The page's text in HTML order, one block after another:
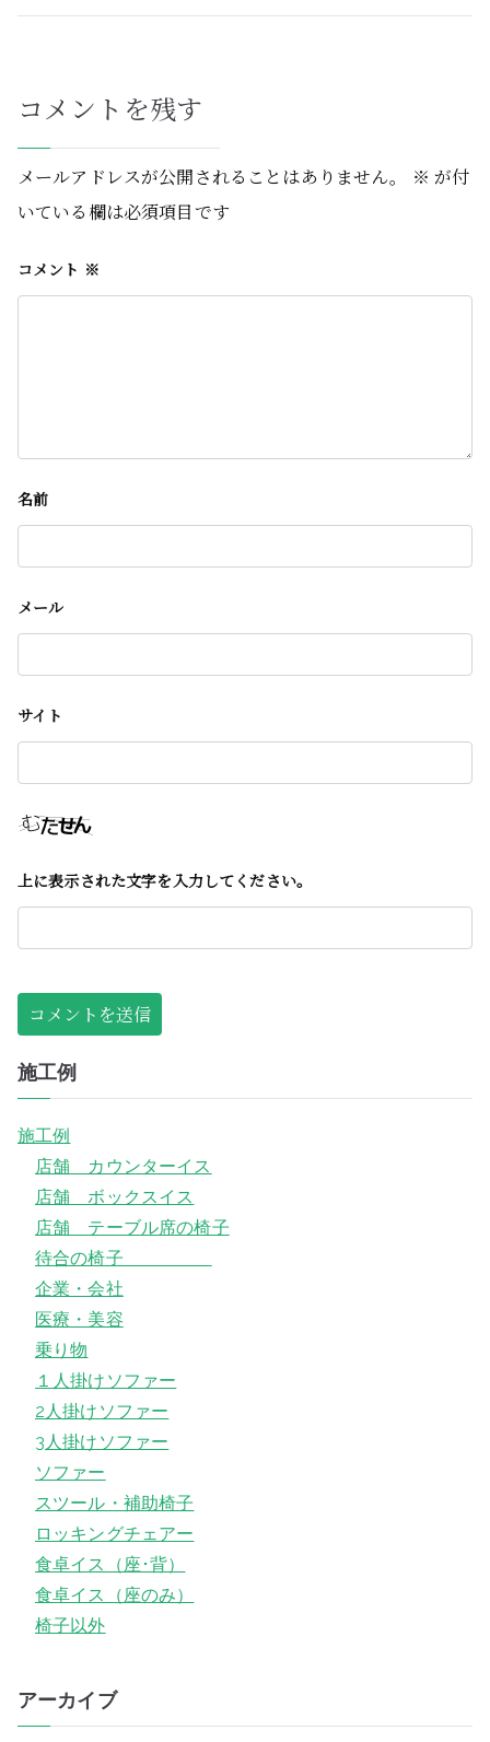
コメントを残す
メールアドレスが公開されることはありません。 ※ が付
いている欄は必須項目です
コメント ※
名前
メール
サイト
上に表示された文字を入力してください。
施工例
施工例
店舗 カウンターイス
店舗 ボックスイス
店舗 テーブル席の椅子
待合の椅子
企業・会社
医療・美容
乗り物
１人掛けソファー
2人掛けソファー
3人掛けソファー
ソファー
スツール・補助椅子
ロッキングチェアー
食卓イス（座･背）
食卓イス（座のみ）
椅子以外
アーカイブ